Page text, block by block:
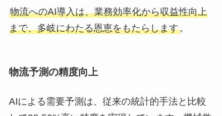
物流へのAI導入は、業務効率化から収益性向上
まで、多岐にわたる恩恵をもたらします。
物流予測の精度向上
AIによる需要予測は、従来の統計的手法と比較